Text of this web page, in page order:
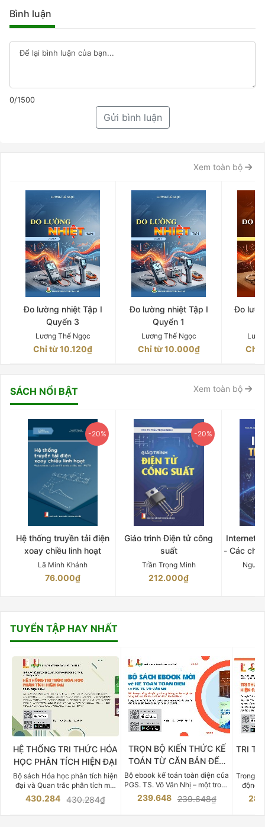
Bình luận
0/1500
Gửi bình luận
Xem toàn bộ
Đo lường nhiệt Tập I
Quyển 3
Lương Thế Ngọc
Chỉ từ 10.120₫
Đo lường nhiệt Tập I
Quyển 1
Lương Thế Ngọc
Chỉ từ 10.000₫
Đo
Chỉ
SÁCH NỔI BẬT Xem toàn bộ
-20%
Hệ thống truyền tải điện
xoay chiều linh hoạt
Lã Minh Khánh
76.000₫
-20%
Giáo trình Điện tử công
suất
Trần Trọng Minh
212.000₫
Internet
- Các
TUYỂN TẬP HAY NHẤT
HỆ THỐNG TRI THỨC HÓA
HỌC PHÂN TÍCH HIỆN ĐẠI
Bộ sách Hóa học phân tích hiện
đại và Quan trắc phân tích môi
trường của Cố Giáo sư, Tiến sĩ
Phạm Luận là một trong những
430.284 430.284₫
TRỌN BỘ KIẾN THỨC KẾ
TOÁN TỪ CĂN BẢN ĐẾN
CHUYÊN SÂU
Bộ ebook kế toán toàn diện của
PGS. TS. Võ Văn Nhị – một trong
những chuyên gia hàng đầu,
giàu kinh nghiệm trong lĩnh vực
239.648 239.648₫
TRI
Trong
động
việc
tế và